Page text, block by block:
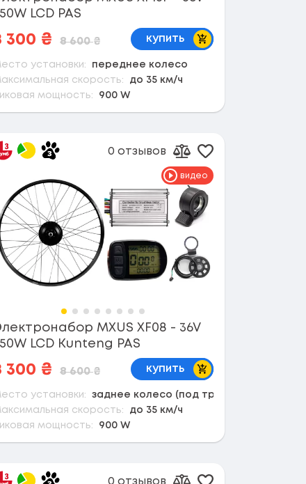
LCD PAS
300 ₴ 8 600₴ купить В корзину
установки:
переднее колесо
скорость:
до 35 км/ч
мощность:
900 W
избранное
MXUS XF08 - 36V
LCD Kunteng PAS
300 ₴ 8 600₴
видео
купить В корзину
0 отзывов
Добавить к
Добавить в
установки:
заднее колесо (под трещотку)
скорость:
до 35 км/ч
мощность:
900 W
0 отзывов